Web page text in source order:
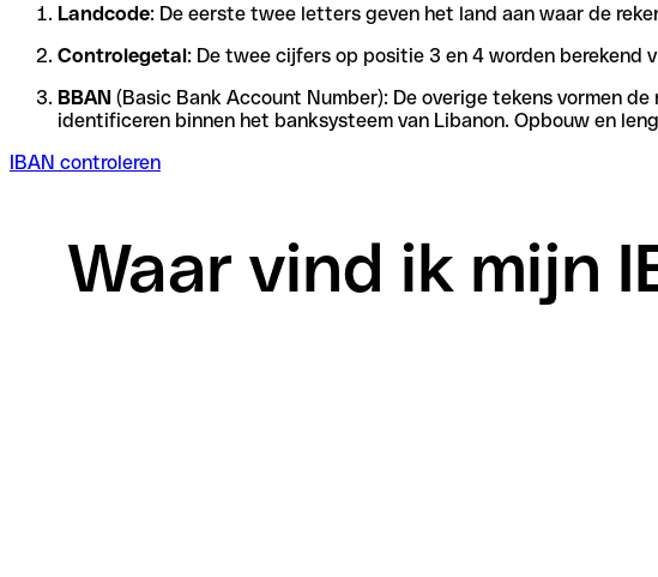
Landcode: De eerste twee letters geven het land aan waar de
Controlegetal: De twee cijfers op positie 3 en 4 worden berekend
BBAN (Basic Bank Account Number): De overige tekens vormen
identificeren binnen het banksysteem van Libanon. Opbouw en
IBAN controleren
Waar vind ik mijn